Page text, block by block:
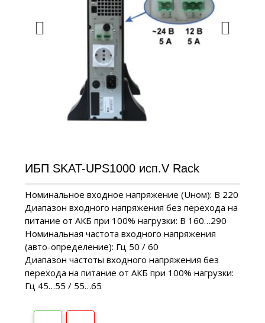
ИБП SKAT-UPS1000 исп.V Rack
Номинальное входное напряжение (Uном): В 220
Диапазон входного напряжения без перехода на
питание от АКБ при 100% нагрузки: В 160…290
Номинальная частота входного напряжения
(авто-определение): Гц 50 / 60
Диапазон частоты входного напряжения без
перехода на питание от АКБ при 100% нагрузки:
Гц 45…55 / 55…65